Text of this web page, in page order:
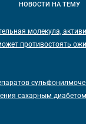
НОВОСТИ НА ТЕМУ
молекула,
противостоять
сахарным